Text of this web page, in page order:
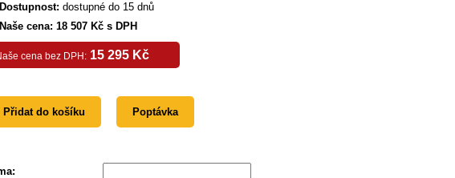
Dostupnost: dostupné do 15 dnů
Naše cena: 18 507 Kč s DPH
cena bez DPH: 15 295 Kč
Přidat do košíku Poptávka
: